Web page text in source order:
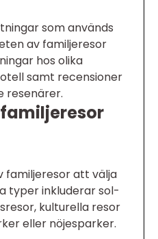
som används
av familjeresor
hos olika
samt recensioner
resenärer.
familjeresor att välja
typer inkluderar sol-
kulturella resor
eller nöjesparker.